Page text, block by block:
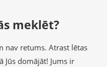
meklēt?
nav retums. Atrast lētas
Jūs domājāt! Jums ir